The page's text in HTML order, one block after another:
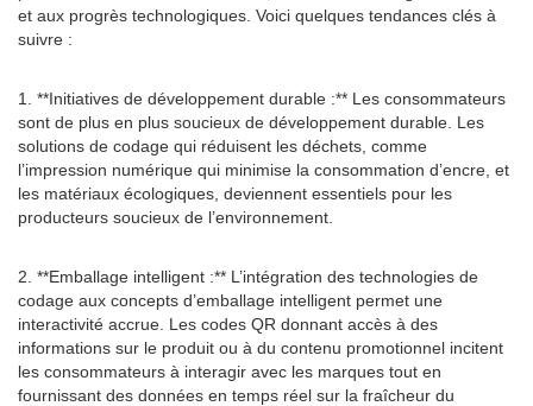
et aux progrès technologiques. Voici quelques tendances clés à
suivre :
1. **Initiatives de développement durable :** Les consommateurs
sont de plus en plus soucieux de développement durable. Les
solutions de codage qui réduisent les déchets, comme
l’impression numérique qui minimise la consommation d’encre, et
les matériaux écologiques, deviennent essentiels pour les
producteurs soucieux de l’environnement.
2. **Emballage intelligent :** L’intégration des technologies de
codage aux concepts d’emballage intelligent permet une
interactivité accrue. Les codes QR donnant accès à des
informations sur le produit ou à du contenu promotionnel incitent
les consommateurs à interagir avec les marques tout en
fournissant des données en temps réel sur la fraîcheur du